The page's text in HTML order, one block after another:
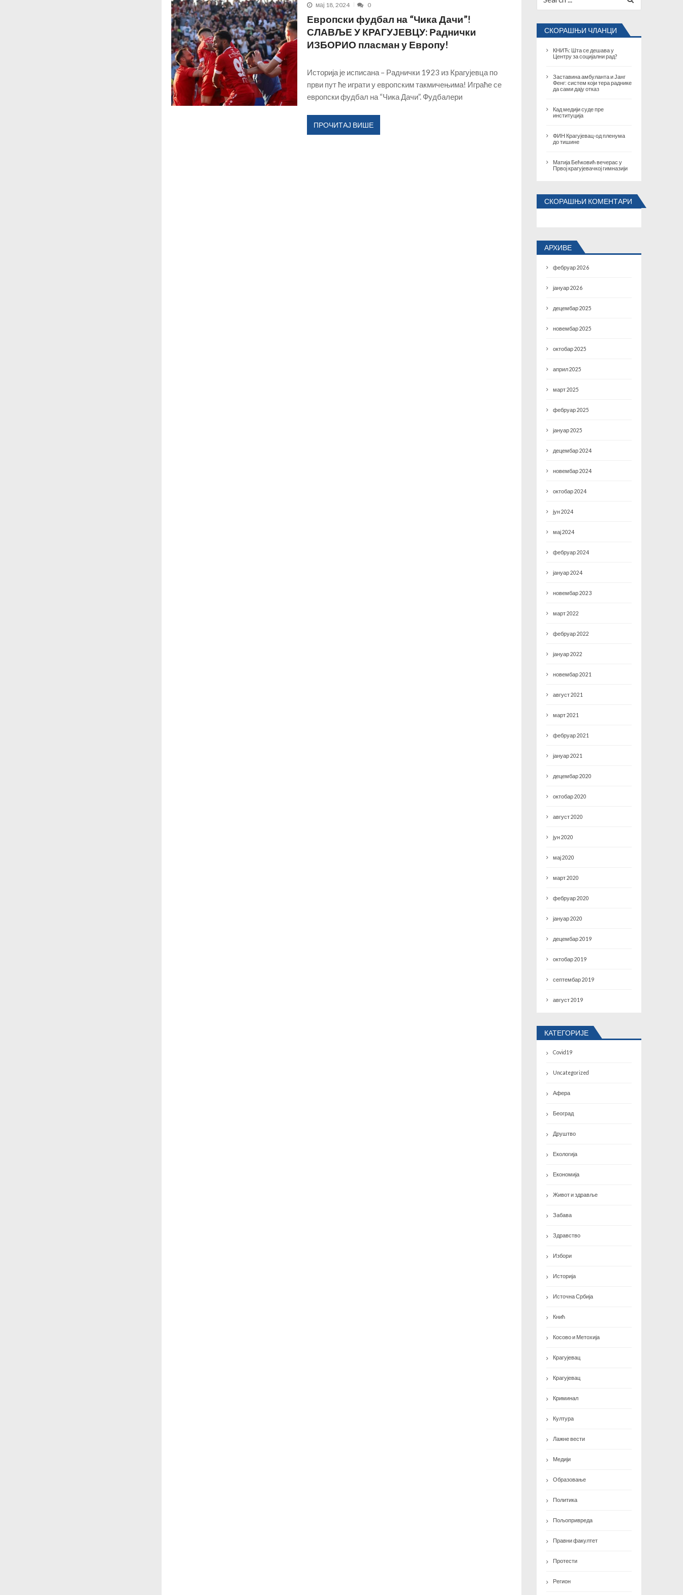
Крагујевац између себе и других-ко данас води и обликује град?!...
новембар 30, 2025
мај 18, 2024 0
Европски фудбал на “Чика Дачи”!
СЛАВЉЕ У КРАГУЈЕВЦУ: Раднички
ИЗБОРИО пласман у Европу!
Историја је исписана – Раднички 1923 из Крагујевца по
први пут ће играти у европским такмичењима! Играће се
европски фудбал на “Чика Дачи”. Фудбалери
ПРОЧИТАЈ ВИШЕ
for:
СКОРАШЊИ ЧЛАНЦИ
КНИЋ: Шта се дешава у
Центру за социјални рад?
Заставина амбуланта и Јанг
Фенг: систем који тера раднике
да сами дају отказ
Кад медији суде пре
институција
ФИН Крагујевац-од пленума
до тишине
Матија Бећковић вечерас у
Првој крагујевачкој гимназији
СКОРАШЊИ КОМЕНТАРИ
АРХИВЕ
фебруар 2026
јануар 2026
децембар 2025
новембар 2025
октобар 2025
април 2025
март 2025
фебруар 2025
јануар 2025
децембар 2024
новембар 2024
октобар 2024
јун 2024
мај 2024
фебруар 2024
јануар 2024
новембар 2023
март 2022
фебруар 2022
јануар 2022
новембар 2021
август 2021
март 2021
фебруар 2021
јануар 2021
децембар 2020
октобар 2020
август 2020
јун 2020
мај 2020
март 2020
фебруар 2020
јануар 2020
децембар 2019
октобар 2019
септембар 2019
август 2019
КАТЕГОРИЈЕ
Covid19
Uncategorized
Афера
Београд
Друштво
Екологија
Економија
Живот и здравље
Забава
Здравство
Избори
Историја
Источна Србија
Кнић
Косово и Метохија
Крагујевац
Крагујевац
Криминал
Култура
Лажне вести
Медији
Образовање
Политика
Пољопривреда
Правни факултет
Протести
Регион